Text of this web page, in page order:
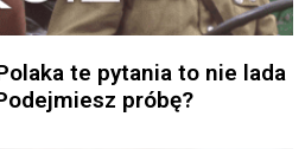
te pytania to nie lada
próbę?